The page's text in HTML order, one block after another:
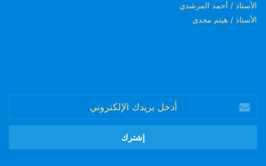
الأستاذ / أحمد المرشدي
الأستاذ / هيثم مجدي
بريدك
الإلكتروني